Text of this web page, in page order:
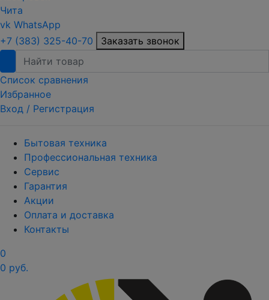
Чита
vk WhatsApp
+7 (383) 325-40-70
Заказать звонок
Список сравнения
Избранное
Вход / Регистрация
Бытовая техника
Профессиональная техника
Сервис
Гарантия
Акции
Оплата и доставка
Контакты
0
0 руб.